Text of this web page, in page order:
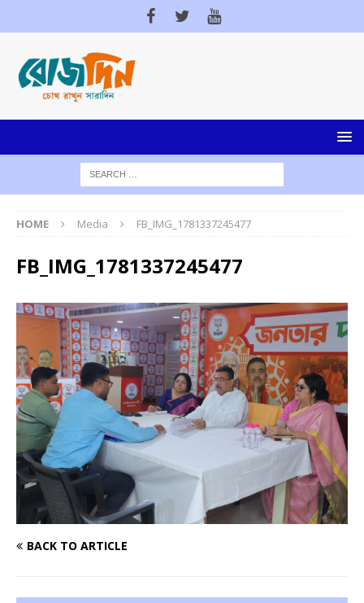
HOME Media FB_IMG_1781337245477
FB_IMG_1781337245477
BACK TO ARTICLE